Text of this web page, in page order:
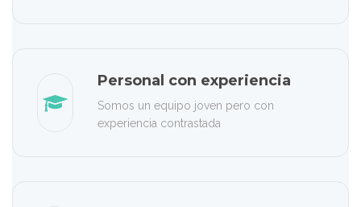
Personal con experiencia
Somos un equipo joven pero con
experiencia contrastada